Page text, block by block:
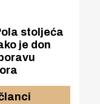
stoljeća
don